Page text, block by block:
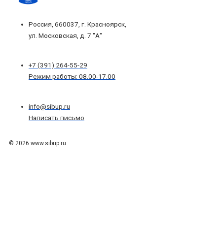
Россия, 660037, г. Красноярск,
ул. Московская, д. 7 "А"
+7 (391) 264-55-29
Режим работы: 08.00-17.00
info@sibup.ru
Написать письмо
© 2026 www.sibup.ru